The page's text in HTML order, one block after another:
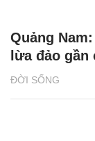
ĐỜI SỐNG
Quảng
lừa đảo